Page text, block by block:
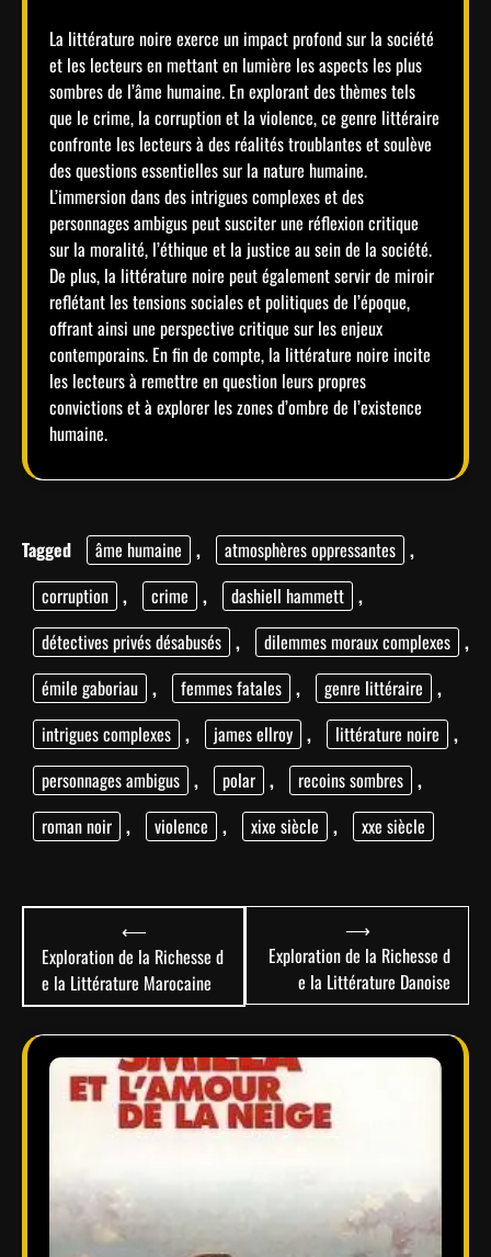
La littérature noire exerce un impact profond sur la société
et les lecteurs en mettant en lumière les aspects les plus
sombres de l’âme humaine. En explorant des thèmes tels
que le crime, la corruption et la violence, ce genre littéraire
confronte les lecteurs à des réalités troublantes et soulève
des questions essentielles sur la nature humaine.
L’immersion dans des intrigues complexes et des
personnages ambigus peut susciter une réflexion critique
sur la moralité, l’éthique et la justice au sein de la société.
De plus, la littérature noire peut également servir de miroir
reflétant les tensions sociales et politiques de l’époque,
offrant ainsi une perspective critique sur les enjeux
contemporains. En fin de compte, la littérature noire incite
les lecteurs à remettre en question leurs propres
convictions et à explorer les zones d’ombre de l’existence
humaine.
Tagged âme humaine , atmosphères oppressantes ,
corruption , crime , dashiell hammett ,
détectives privés désabusés , dilemmes moraux complexes ,
émile gaboriau , femmes fatales , genre littéraire ,
intrigues complexes , james ellroy , littérature noire ,
personnages ambigus , polar , recoins sombres ,
roman noir , violence , xixe siècle , xxe siècle
de
l’article
⟵
Exploration de la Richesse d
e la Littérature Marocaine
Exploration de la Richesse d
e la Littérature Danoise
⟶